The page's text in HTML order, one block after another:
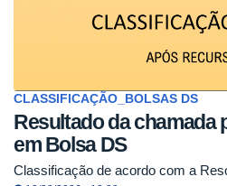
CLASSIFICAÇÃO_BOLSAS DS
Resultado da chamada
em Bolsa DS
Classificação de acordo com a